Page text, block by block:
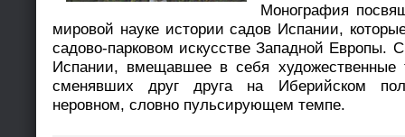
Монография
мировой науке истории садов Испании,
садово-парковом искусстве Западной Европы.
Испании, вмещавшее в себя художественные
сменявших друг друга на Иберийском
неровном, словно пульсирующем темпе.